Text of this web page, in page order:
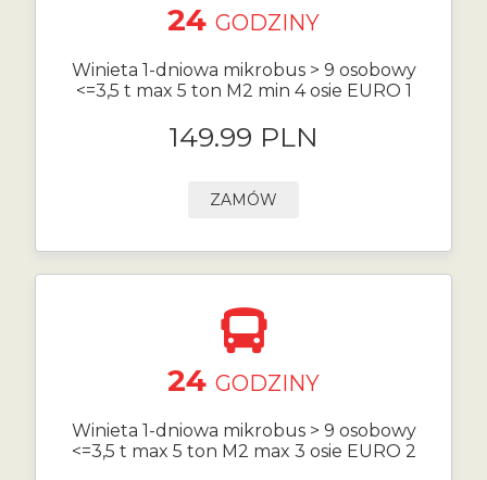
24 GODZINY
Winieta 1-dniowa mikrobus > 9 osobowy
<=3,5 t max 5 ton M2 min 4 osie EURO 1
149.99 PLN
ZAMÓW
24 GODZINY
Winieta 1-dniowa mikrobus > 9 osobowy
<=3,5 t max 5 ton M2 max 3 osie EURO 2